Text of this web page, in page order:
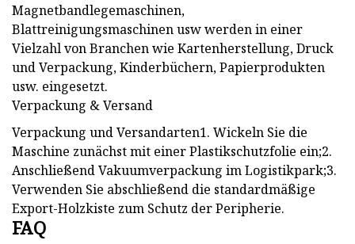
Magnetbandlegemaschinen,
Blattreinigungsmaschinen usw werden in einer
Vielzahl von Branchen wie Kartenherstellung, Druck
und Verpackung, Kinderbüchern, Papierprodukten
usw. eingesetzt.
Verpackung & Versand
Verpackung und Versandarten1. Wickeln Sie die
Maschine zunächst mit einer Plastikschutzfolie ein;2.
Anschließend Vakuumverpackung im Logistikpark;3.
Verwenden Sie abschließend die standardmäßige
Export-Holzkiste zum Schutz der Peripherie.
FAQ